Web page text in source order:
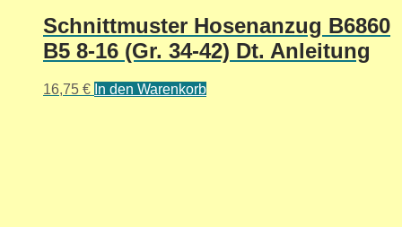
Schnittmuster Hosenanzug B6860
B5 8-16 (Gr. 34-42) Dt. Anleitung
16,75 € In den Warenkorb